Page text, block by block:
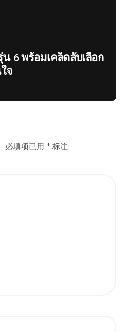
น 6 พร้อมเคล็ดลับเลือก
จ
必填项已用 * 标注